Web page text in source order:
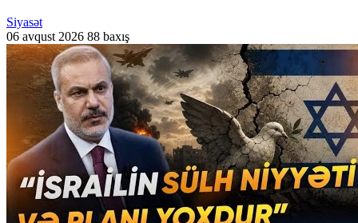
Siyasət
06 avqust 2026 88 baxış